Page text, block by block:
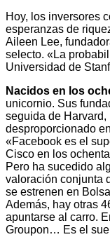
Hoy, los inversores
esperanzas de
Aileen Lee,
selecto. «La
Universidad de
Nacidos en los
unicornio. Sus
seguida de Harvard,
desproporcionado
«Facebook es el
Cisco en los
Pero ha sucedido
valoración conjunta
se estrenen en
Además, hay otras
apuntarse al carro.
Groupon… Es el